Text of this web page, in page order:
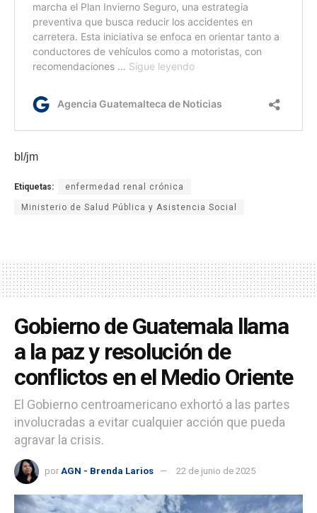
bl/jm
Etiquetas: enfermedad renal crónica
Ministerio de Salud Pública y Asistencia Social
Gobierno de Guatemala llama
a la paz y resolución de
conflictos en el Medio Oriente
El Gobierno centroamericano exhortó a las partes
involucradas a evitar cualquier acción que pueda
agravar la crisis.
por AGN - Brenda Larios 22 de junio de 2025